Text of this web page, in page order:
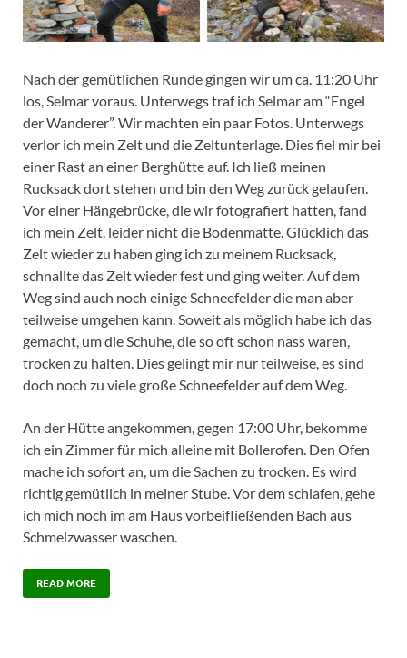
Nach der gemütlichen Runde gingen wir um ca. 11:20 Uhr
los, Selmar voraus. Unterwegs traf ich Selmar am “Engel
der Wanderer”. Wir machten ein paar Fotos. Unterwegs
verlor ich mein Zelt und die Zeltunterlage. Dies fiel mir bei
einer Rast an einer Berghütte auf. Ich ließ meinen
Rucksack dort stehen und bin den Weg zurück gelaufen.
Vor einer Hängebrücke, die wir fotografiert hatten, fand
ich mein Zelt, leider nicht die Bodenmatte. Glücklich das
Zelt wieder zu haben ging ich zu meinem Rucksack,
schnallte das Zelt wieder fest und ging weiter. Auf dem
Weg sind auch noch einige Schneefelder die man aber
teilweise umgehen kann. Soweit als möglich habe ich das
gemacht, um die Schuhe, die so oft schon nass waren,
trocken zu halten. Dies gelingt mir nur teilweise, es sind
doch noch zu viele große Schneefelder auf dem Weg.
An der Hütte angekommen, gegen 17:00 Uhr, bekomme
ich ein Zimmer für mich alleine mit Bollerofen. Den Ofen
mache ich sofort an, um die Sachen zu trocken. Es wird
richtig gemütlich in meiner Stube. Vor dem schlafen, gehe
ich mich noch im am Haus vorbeifließenden Bach aus
Schmelzwasser waschen.
READ MORE